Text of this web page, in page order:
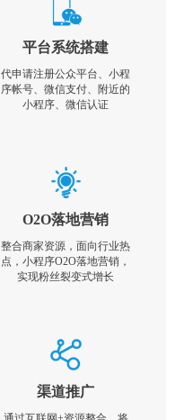
平台系统搭建
代申请注册公众平台、小程
序帐号、微信支付、附近的
小程序、微信认证
O2O落地营销
整合商家资源，面向行业热
点，小程序O2O落地营销，
实现粉丝裂变式增长
渠道推广